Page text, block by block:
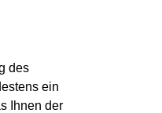
des
ein
Ihnen der